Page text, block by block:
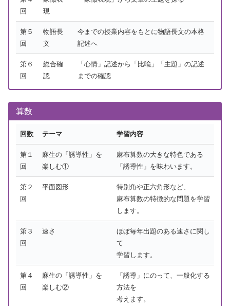
回
現
第５
回
物語長
文
今までの授業内容をもとに物語長文の本格
記述へ
第６
回
総合確
認
「心情」記述から「比喩」「主題」の記述
までの確認
算数
回数 テーマ 学習内容
第１
回
麻生の「誘導性」を
楽しむ①
麻布算数の大きな特色である
「誘導性」を味わいます。
第２
回
平面図形
特別角や正六角形など、
麻布算数の特徴的な問題を学習
します。
第３
回
速さ
ほぼ毎年出題のある速さに関し
て
学習します。
第４
回
麻生の「誘導性」を
楽しむ②
「誘導」にのって、一般化する
方法を
考えます。